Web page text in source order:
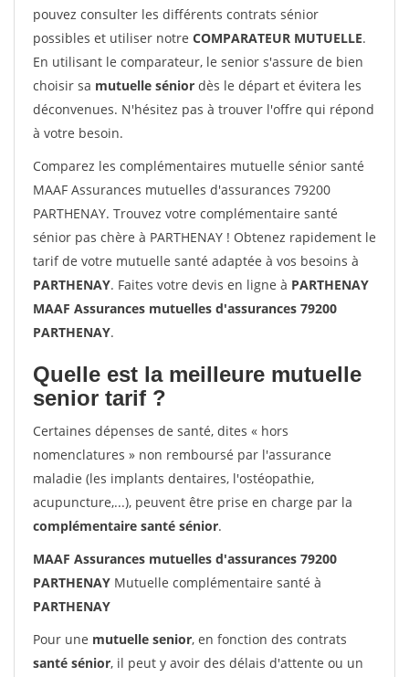
pouvez consulter les différents contrats sénior
possibles et utiliser notre COMPARATEUR MUTUELLE.
En utilisant le comparateur, le senior s'assure de bien
choisir sa mutuelle sénior dès le départ et évitera les
déconvenues. N'hésitez pas à trouver l'offre qui répond
à votre besoin.
Comparez les complémentaires mutuelle sénior santé
MAAF Assurances mutuelles d'assurances 79200
PARTHENAY. Trouvez votre complémentaire santé
sénior pas chère à PARTHENAY ! Obtenez rapidement le
tarif de votre mutuelle santé adaptée à vos besoins à
PARTHENAY. Faites votre devis en ligne à PARTHENAY
MAAF Assurances mutuelles d'assurances 79200
PARTHENAY.
Quelle est la meilleure mutuelle
senior tarif ?
Certaines dépenses de santé, dites « hors
nomenclatures » non remboursé par l'assurance
maladie (les implants dentaires, l'ostéopathie,
acupuncture,...), peuvent être prise en charge par la
complémentaire santé sénior.
MAAF Assurances mutuelles d'assurances 79200
PARTHENAY Mutuelle complémentaire santé à
PARTHENAY
Pour une mutuelle senior, en fonction des contrats
santé sénior, il peut y avoir des délais d'attente ou un